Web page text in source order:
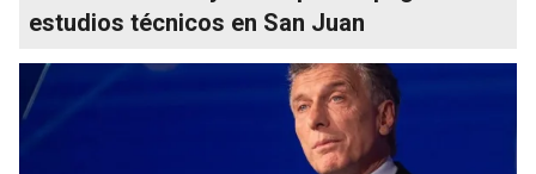
estudios técnicos en San Juan